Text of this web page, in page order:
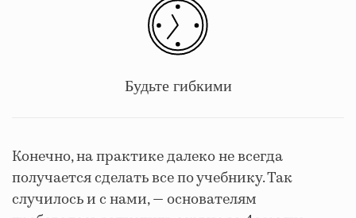
Будьте гибкими
Конечно, на практике далеко не всегда
получается сделать все по учебнику. Так
случилось и с нами, — основателям